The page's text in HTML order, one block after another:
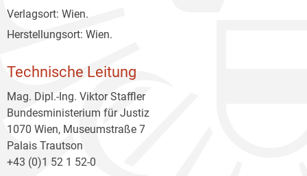
Verlagsort: Wien.
Herstellungsort: Wien.
Technische Leitung
Mag. Dipl.-Ing. Viktor Staffler
Bundesministerium für Justiz
1070 Wien, Museumstraße 7
Palais Trautson
+43 (0)1 52 1 52-0